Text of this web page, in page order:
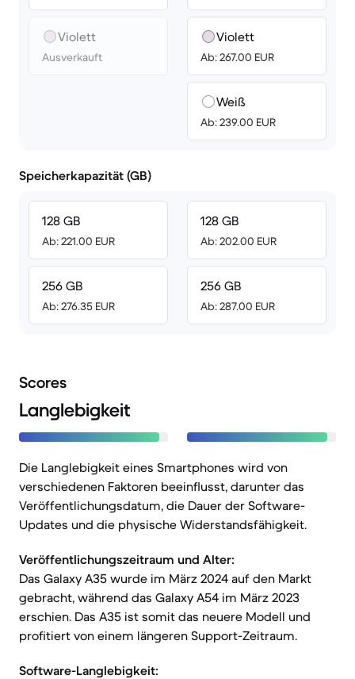
Violett
Ausverkauft
Violett
Ab: 267.00 EUR
Weiß
Ab: 239.00 EUR
Speicherkapazität (GB)
128 GB
Ab: 221.00 EUR
256 GB
Ab: 276.35 EUR
128 GB
Ab: 202.00 EUR
256 GB
Ab: 287.00 EUR
Scores
Langlebigkeit
Die Langlebigkeit eines Smartphones wird von
verschiedenen Faktoren beeinflusst, darunter das
Veröffentlichungsdatum, die Dauer der Software-
Updates und die physische Widerstandsfähigkeit.
Veröffentlichungszeitraum und Alter:
Das Galaxy A35 wurde im März 2024 auf den Markt
gebracht, während das Galaxy A54 im März 2023
erschien. Das A35 ist somit das neuere Modell und
profitiert von einem längeren Support-Zeitraum.
Software-Langlebigkeit: